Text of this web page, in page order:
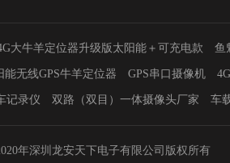
大牛羊定位器升级版太阳能＋可充电款 鱼
能无线GPS牛羊定位器 GPS串口摄像机
记录仪 双路（双目）一体摄像头厂家 车
年深圳龙安天下电子有限公司版权所有